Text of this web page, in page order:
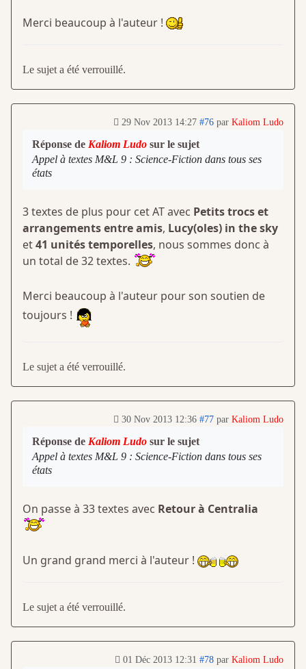
Merci beaucoup à l'auteur !
Le sujet a été verrouillé.
29 Nov 2013 14:27 #76 par Kaliom Ludo
Réponse de Kaliom Ludo sur le sujet
Appel à textes M&L 9 : Science-Fiction dans tous ses
états
3 textes de plus pour cet AT avec Petits trocs et
arrangements entre amis, Lucy(oles) in the sky
et41 unités temporelles, nous sommes donc à
un total de 32 textes.
Merci beaucoup à l'auteur pour son soutien de
toujours !
Le sujet a été verrouillé.
30 Nov 2013 12:36 #77 par Kaliom Ludo
Réponse de Kaliom Ludo sur le sujet
Appel à textes M&L 9 : Science-Fiction dans tous ses
états
On passe à 33 textes avec Retour à Centralia
Un grand grand merci à l'auteur !
Le sujet a été verrouillé.
01 Déc 2013 12:31 #78 par Kaliom Ludo